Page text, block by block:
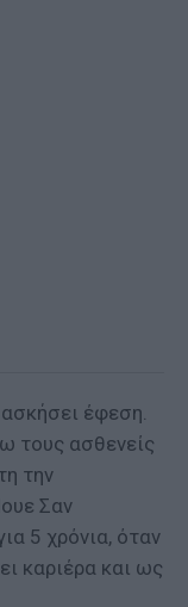
έφεση.
τους ασθενείς
την
Σαν
5 χρόνια, όταν
καριέρα και ως